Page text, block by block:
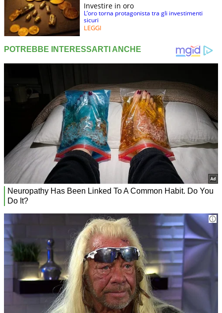
Investire in oro
L’oro torna protagonista tra gli investimenti
sicuri
LEGGI